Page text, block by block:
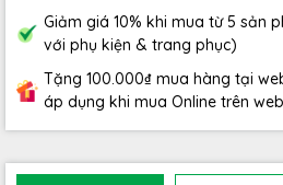
Giảm giá 10% khi mua từ 5 sản
với phụ kiện & trang phục)
Tặng 100.000₫ mua hàng tại
áp dụng khi mua Online trên